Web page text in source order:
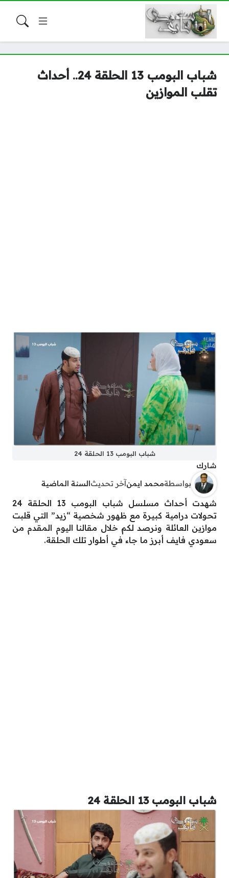
شباب البومب 13 الحلقة 24.. أحداث
تقلب الموازين
شباب البومب 13 الحلقة 24
شارك
بواسطةمحمد ايمنآخر تحديثالسنة الماضية
شهدت أحداث مسلسل شباب البومب 13 الحلقة 24
تحولات درامية كبيرة مع ظهور شخصية “زيد” التي قلبت
موازين العائلة ونرصد لكم خلال مقالنا اليوم المقدم من
سعودي فايف أبرز ما جاء في أطوار تلك الحلقة.
شباب البومب 13 الحلقة 24